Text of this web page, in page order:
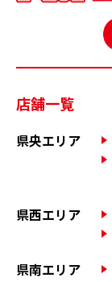
店舗一覧
県央エリア
県西エリア
県南エリア